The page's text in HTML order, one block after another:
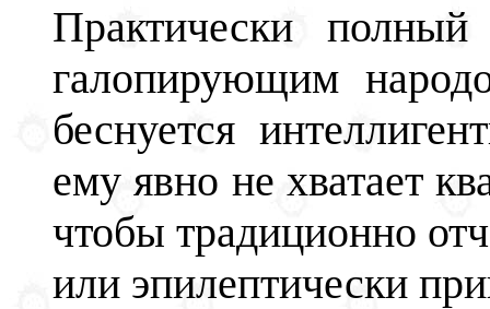
Практически
галопирующим
беснуется
ему явно не хватает
чтобы традиционно
или эпилептически